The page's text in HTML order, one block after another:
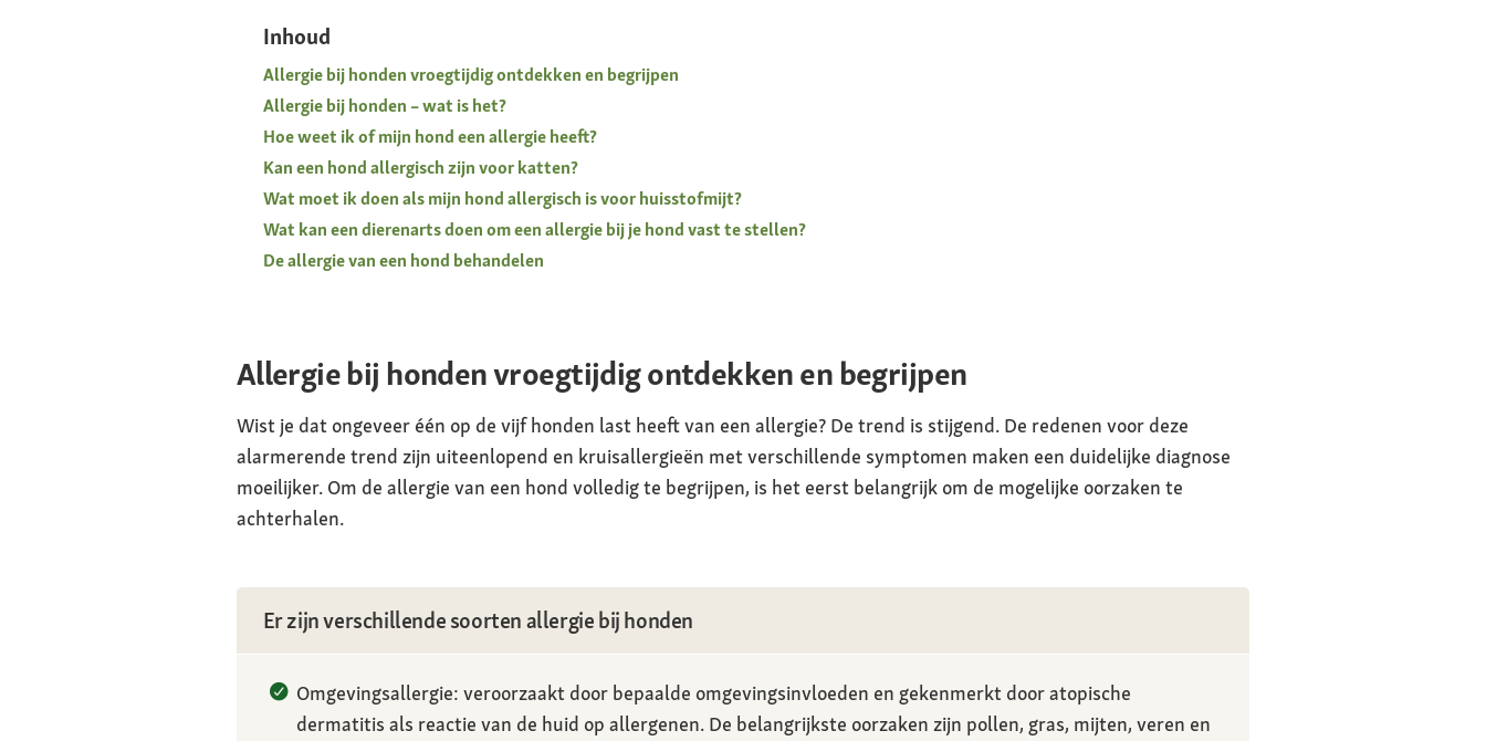
Inhoud
Allergie bij honden vroegtijdig ontdekken en begrijpen
Allergie bij honden – wat is het?
Hoe weet ik of mijn hond een allergie heeft?
Kan een hond allergisch zijn voor katten?
Wat moet ik doen als mijn hond allergisch is voor huisstofmijt?
Wat kan een dierenarts doen om een allergie bij je hond vast te stellen?
De allergie van een hond behandelen
Allergie bij honden vroegtijdig ontdekken en begrijpen
Wist je dat ongeveer één op de vijf honden last heeft van een allergie? De trend is stijgend. De redenen voor deze
alarmerende trend zijn uiteenlopend en kruisallergieën met verschillende symptomen maken een duidelijke diagnose
moeilijker. Om de allergie van een hond volledig te begrijpen, is het eerst belangrijk om de mogelijke oorzaken te
achterhalen.
Er zijn verschillende soorten allergie bij honden
Omgevingsallergie: veroorzaakt door bepaalde omgevingsinvloeden en gekenmerkt door atopische
dermatitis als reactie van de huid op allergenen. De belangrijkste oorzaken zijn pollen, gras, mijten, veren en